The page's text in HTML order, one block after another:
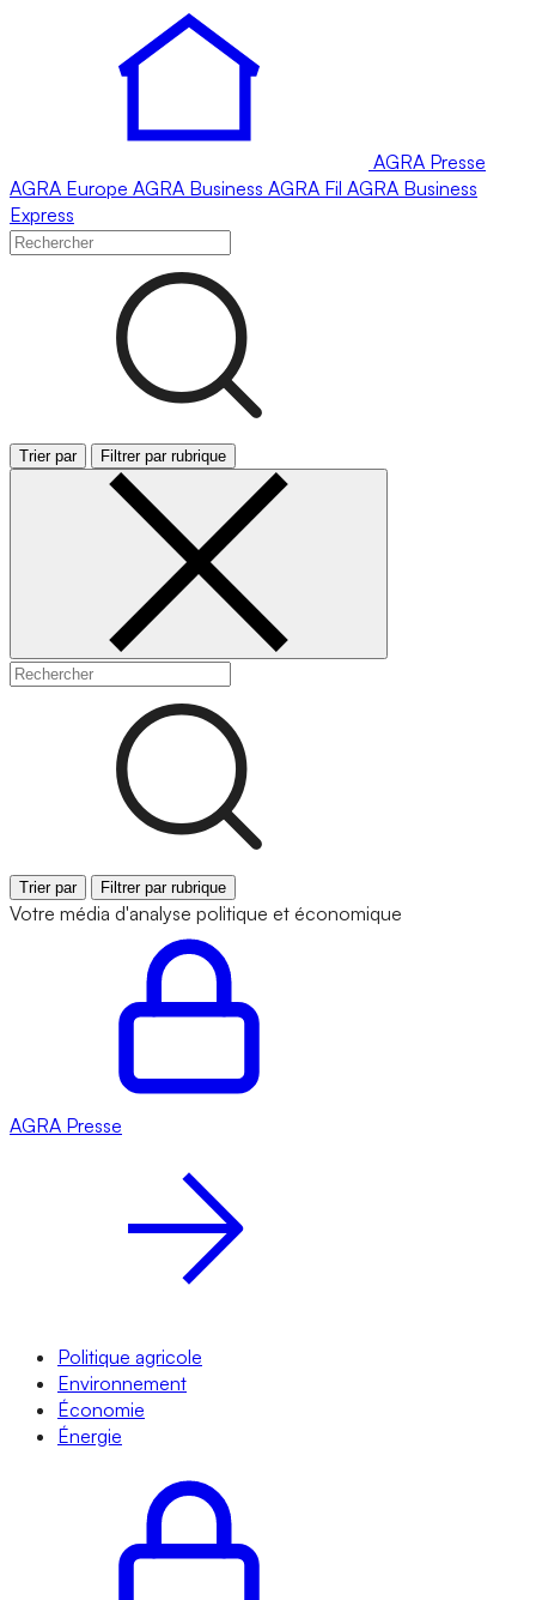
AGRA Presse
AGRA Europe AGRA Business AGRA Fil AGRA Business
Express
Trier par Filtrer par rubrique
Trier par Filtrer par rubrique
Votre média d'analyse politique et économique
AGRA Presse
Politique agricole
Environnement
Économie
Énergie